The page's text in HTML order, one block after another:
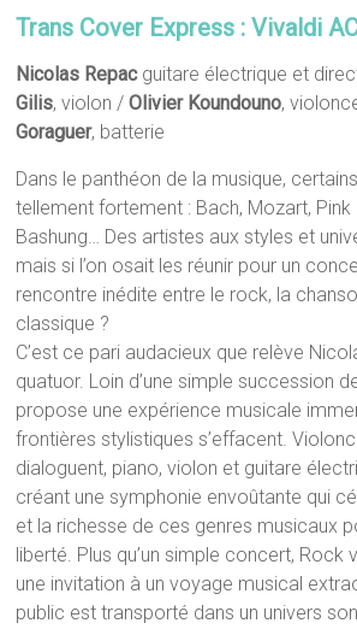
Trans Cover Express : Vivaldi
Nicolas Repacguitare électrique et
Gilis, violon /Olivier Koundouno,
Goraguer, batterie
Dans le panthéon de la musique,
tellement fortement : Bach, Mozart, Pink
Bashung… Des artistes aux styles et
mais si l’on osait les réunir pour un
rencontre inédite entre le rock, la
classique ?
C’est ce pari audacieux que relève
quatuor. Loin d’une simple succession
propose une expérience musicale
frontières stylistiques s’effacent.
dialoguent, piano, violon et guitare
créant une symphonie envoûtante qui
et la richesse de ces genres musicaux
liberté. Plus qu’un simple concert, Rock
une invitation à un voyage musical
public est transporté dans un univers